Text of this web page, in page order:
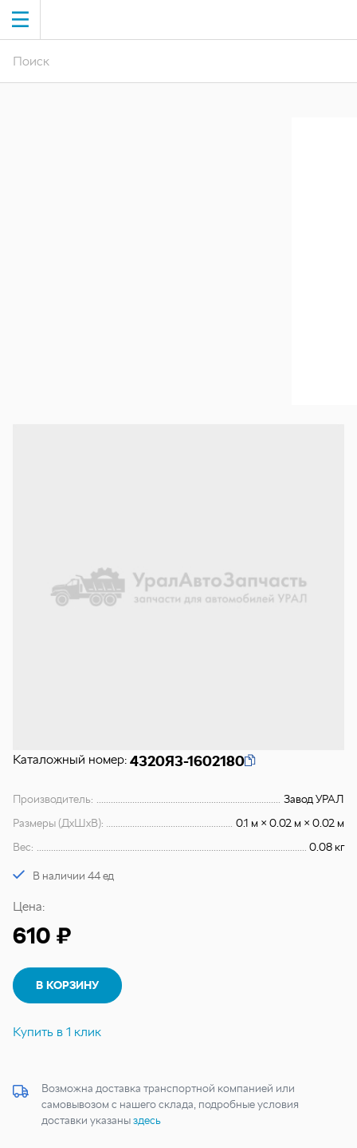
Каталожный номер: 4320Я3-1602180
Производитель:
Завод УРАЛ
Размеры (ДхШхВ):
0.1 м × 0.02 м × 0.02 м
Вес:
0.08 кг
В наличии 44 ед
Цена:
610 ₽
В КОРЗИНУ
Купить в 1 клик
Возможна доставка транспортной компанией или
самовывозом с нашего склада, подробные условия
доставки указаныздесь